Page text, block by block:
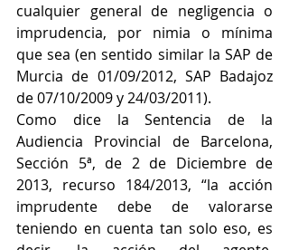
cualquier general de negligencia o
imprudencia, por nimia o mínima
que sea (en sentido similar la SAP de
Murcia de 01/09/2012, SAP Badajoz
de 07/10/2009 y 24/03/2011).
Como dice la Sentencia de la
Audiencia Provincial de Barcelona,
Sección 5ª, de 2 de Diciembre de
2013, recurso 184/2013, “la acción
imprudente debe de valorarse
teniendo en cuenta tan solo eso, es